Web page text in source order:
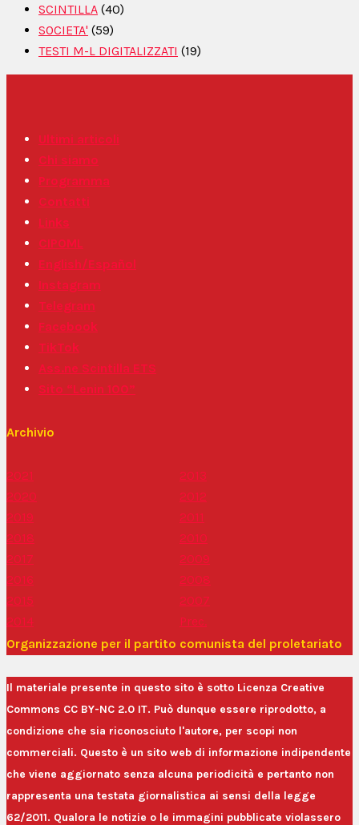
SCINTILLA (40)
SOCIETA' (59)
TESTI M-L DIGITALIZZATI (19)
Ultimi articoli
Chi siamo
Programma
Contatti
Links
CIPOML
English/Español
Instagram
Telegram
Facebook
TikTok
Ass.ne Scintilla ETS
Sito “Lenin 100”
Archivio
2021
2020
2019
2018
2017
2016
2015
2014
2013
2012
2011
2010
2009
2008
2007
Prec.
Organizzazione per il partito comunista del proletariato
Il materiale presente in questo sito è sotto Licenza Creative
Commons CC BY-NC 2.0 IT. Può dunque essere riprodotto, a
condizione che sia riconosciuto l'autore, per scopi non
commerciali. Questo è un sito web di informazione indipendente
che viene aggiornato senza alcuna periodicità e pertanto non
rappresenta una testata giornalistica ai sensi della legge
62/2011. Qualora le notizie o le immagini pubblicate violassero